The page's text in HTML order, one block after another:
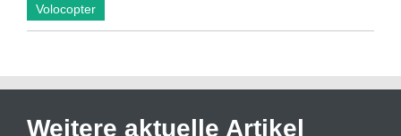
Volocopter
Weitere aktuelle Artikel